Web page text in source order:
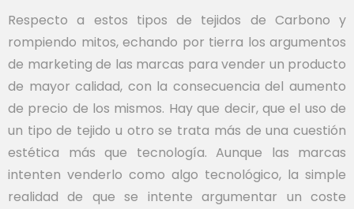
Respecto a estos tipos de tejidos de Carbono y
rompiendo mitos, echando por tierra los argumentos
de marketing de las marcas para vender un producto
de mayor calidad, con la consecuencia del aumento
de precio de los mismos. Hay que decir, que el uso de
un tipo de tejido u otro se trata más de una cuestión
estética más que tecnología. Aunque las marcas
intenten venderlo como algo tecnológico, la simple
realidad de que se intente argumentar un coste